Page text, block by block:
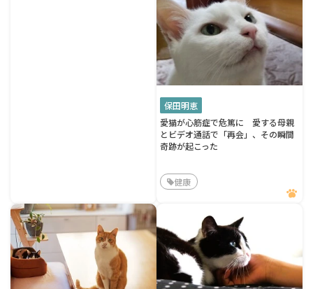
保田明恵
愛猫が心筋症で危篤に 愛する母親
とビデオ通話で「再会」、その瞬間
奇跡が起こった
健康